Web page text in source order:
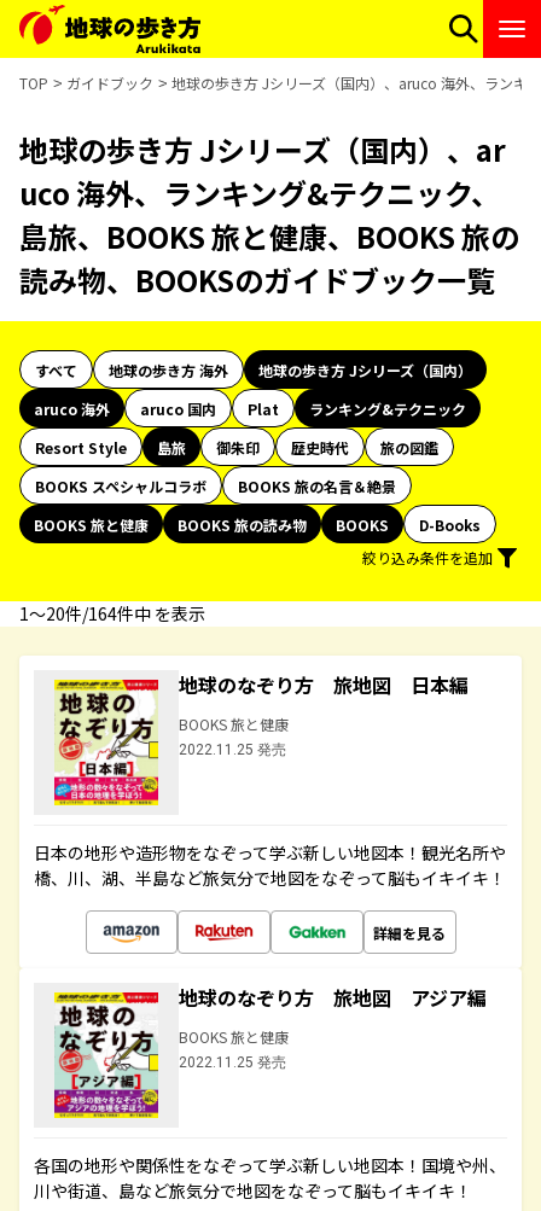
TOP ガイドブック 地球の歩き方 Jシリーズ（国内）、aruco 海外、ランキ
地球の歩き方 Jシリーズ（国内）、ar
uco 海外、ランキング&テクニック、
島旅、BOOKS 旅と健康、BOOKS 旅の
読み物、BOOKSのガイドブック一覧
すべて 地球の歩き方 海外
地球の歩き方 Jシリーズ（国内）
aruco 海外
aruco 国内 Plat
ランキング&テクニック
Resort Style
島旅 御朱印 歴史時代
旅の図鑑
BOOKS スペシャルコラボ
BOOKS 旅の名言＆絶景
BOOKS 旅と健康
BOOKS 旅の読み物 BOOKS
D-Books
絞り込み条件を追加
1〜20件/164件中 を表示
地球のなぞり方 旅地図 日本編
BOOKS 旅と健康
2022.11.25 発売
日本の地形や造形物をなぞって学ぶ新しい地図本！観光名所や
橋、川、湖、半島など旅気分で地図をなぞって脳もイキイキ！
詳細を見る
地球のなぞり方 旅地図 アジア編
BOOKS 旅と健康
2022.11.25 発売
各国の地形や関係性をなぞって学ぶ新しい地図本！国境や州、
川や街道、島など旅気分で地図をなぞって脳もイキイキ！